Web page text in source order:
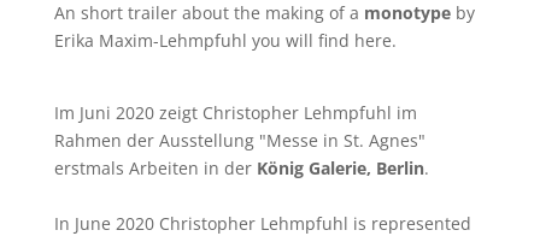
An short trailer about the making of a monotypeby
Erika Maxim-Lehmpfuhl you will find here.
Im Juni 2020 zeigt Christopher Lehmpfuhl im
Rahmen der Ausstellung "Messe in St. Agnes"
erstmals Arbeiten in der König Galerie, Berlin.
In June 2020 Christopher Lehmpfuhl is represented